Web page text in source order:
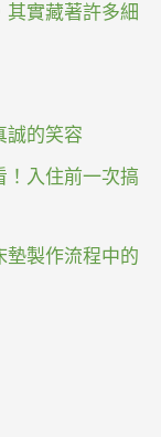
其實藏著許多細
誠的笑容
！入住前一次搞
墊製作流程中的